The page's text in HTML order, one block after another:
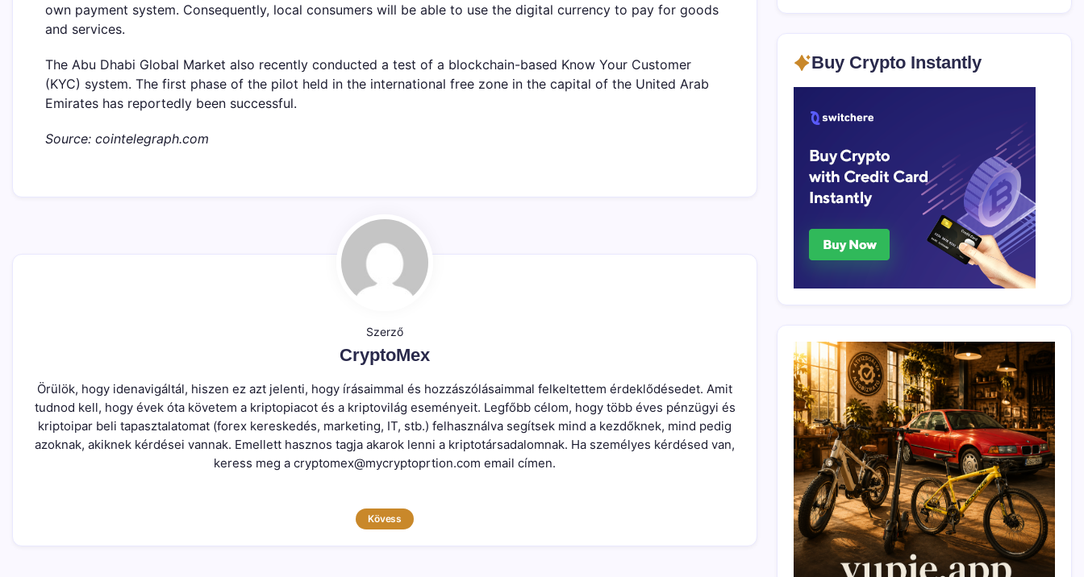
own payment system. Consequently, local consumers will be able to use the digital currency to pay for goods
and services.
The Abu Dhabi Global Market also recently conducted a test of a blockchain-based Know Your Customer
(KYC) system. The first phase of the pilot held in the international free zone in the capital of the United Arab
Emirates has reportedly been successful.
Source: cointelegraph.com
Szerző
CryptoMex
Örülök, hogy idenavigáltál, hiszen ez azt jelenti, hogy írásaimmal és hozzászólásaimmal felkeltettem érdeklődésedet. Amit
tudnod kell, hogy évek óta követem a kriptopiacot és a kriptovilág eseményeit. Legfőbb célom, hogy több éves pénzügyi és
kriptoipar beli tapasztalatomat (forex kereskedés, marketing, IT, stb.) felhasználva segítsek mind a kezdőknek, mind pedig
azoknak, akiknek kérdései vannak. Emellett hasznos tagja akarok lenni a kriptotársadalomnak. Ha személyes kérdésed van,
keress meg a cryptomex@mycryptoprtion.com email címen.
Kövess
Buy Crypto Instantly